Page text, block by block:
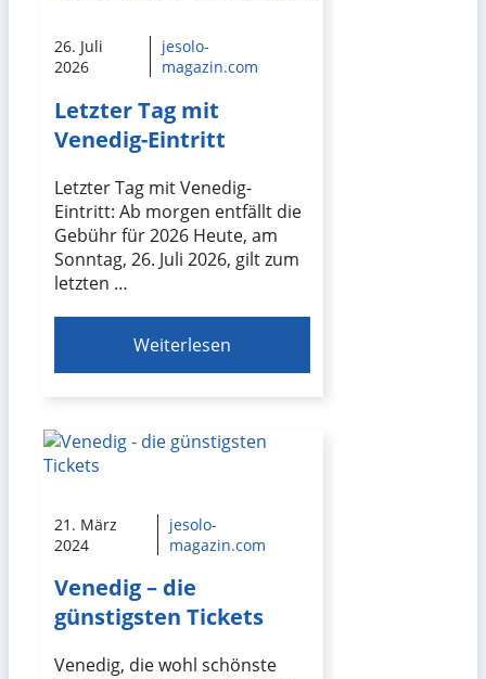
26. Juli
2026
jesolo-
magazin.com
Letzter Tag mit
Venedig-Eintritt
Letzter Tag mit Venedig-
Eintritt: Ab morgen entfällt die
Gebühr für 2026 Heute, am
Sonntag, 26. Juli 2026, gilt zum
letzten …
Weiterlesen
21. März
2024
jesolo-
magazin.com
Venedig – die
günstigsten Tickets
Venedig, die wohl schönste